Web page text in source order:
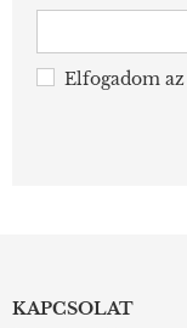
Elfogadom az
KAPCSOLAT